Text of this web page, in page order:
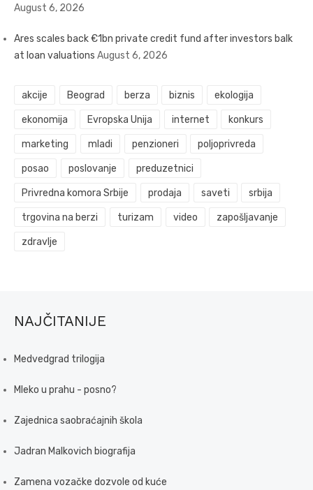
August 6, 2026
Ares scales back €1bn private credit fund after investors balk
at loan valuations August 6, 2026
akcije Beograd berza biznis ekologija
ekonomija Evropska Unija internet konkurs
marketing mladi penzioneri poljoprivreda
posao poslovanje preduzetnici
Privredna komora Srbije prodaja saveti srbija
trgovina na berzi turizam video zapošljavanje
zdravlje
NAJČITANIJE
Medvedgrad trilogija
Mleko u prahu - posno?
Zajednica saobraćajnih škola
Jadran Malkovich biografija
Zamena vozačke dozvole od kuće